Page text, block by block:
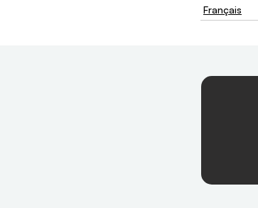
Français